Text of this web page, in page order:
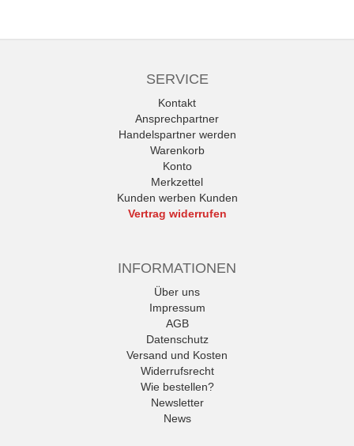
SERVICE
Kontakt
Ansprechpartner
Handelspartner werden
Warenkorb
Konto
Merkzettel
Kunden werben Kunden
Vertrag widerrufen
INFORMATIONEN
Über uns
Impressum
AGB
Datenschutz
Versand und Kosten
Widerrufsrecht
Wie bestellen?
Newsletter
News